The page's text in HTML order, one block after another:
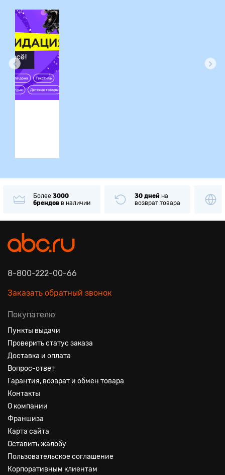
Более 3000
брендов в наличии
30 дней на
возврат товара
8-800-222-00-66
Заказать обратный звонок
Покупателю
Пункты выдачи
Проверить статус заказа
Доставка и оплата
Вопрос-ответ
Гарантия, возврат и обмен товара
Контакты
О компании
Франшиза
Карта сайта
Оставить жалобу
Пользовательское соглашение
Корпоративным клиентам